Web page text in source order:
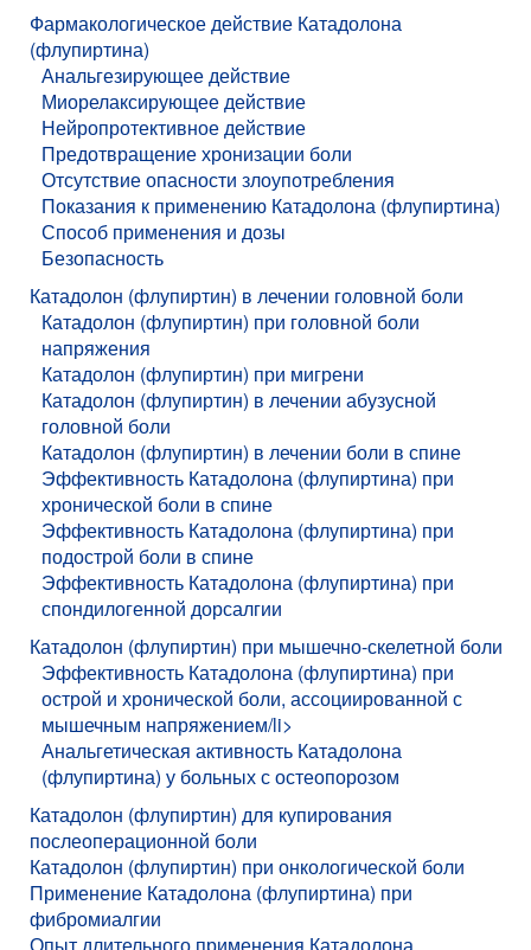
Фармакологическое действие Катадолона
(флупиртина)
Анальгезирующее действие
Миорелаксирующее действие
Нейропротективное действие
Предотвращение хронизации боли
Отсутствие опасности злоупотребления
Показания к применению Катадолона (флупиртина)
Способ применения и дозы
Безопасность
Катадолон (флупиртин) в лечении головной боли
Катадолон (флупиртин) при головной боли
напряжения
Катадолон (флупиртин) при мигрени
Катадолон (флупиртин) в лечении абузусной
головной боли
Катадолон (флупиртин) в лечении боли в спине
Эффективность Катадолона (флупиртина) при
хронической боли в спине
Эффективность Катадолона (флупиртина) при
подострой боли в спине
Эффективность Катадолона (флупиртина) при
спондилогенной дорсалгии
Катадолон (флупиртин) при мышечно-скелетной боли
Эффективность Катадолона (флупиртина) при
острой и хронической боли, ассоциированной с
мышечным напряжением/li>
Анальгетическая активность Катадолона
(флупиртина) у больных с остеопорозом
Катадолон (флупиртин) для купирования
послеоперационной боли
Катадолон (флупиртин) при онкологической боли
Применение Катадолона (флупиртина) при
фибромиалгии
Опыт длительного применения Катадолона